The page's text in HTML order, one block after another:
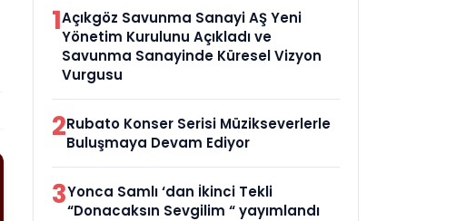
1Açıkgöz Savunma Sanayi AŞ Yeni
Yönetim Kurulunu Açıkladı ve
Savunma Sanayinde Küresel Vizyon
Vurgusu
2Rubato Konser Serisi Müzikseverlerle
Buluşmaya Devam Ediyor
3Yonca Samlı ‘dan İkinci Tekli
“Donacaksın Sevgilim “ yayımlandı